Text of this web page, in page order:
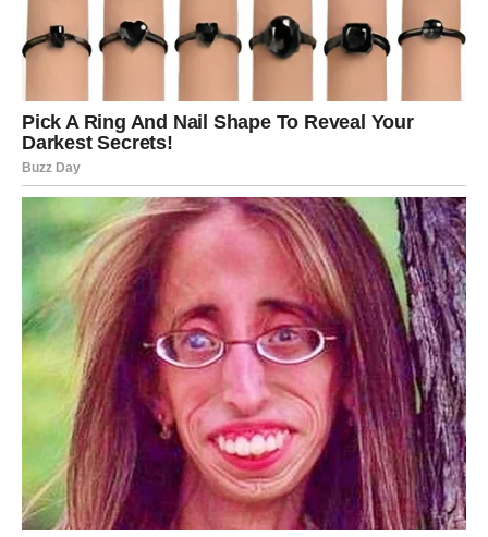
Strelčeve, pravda dolazi i kroz odluku da promene pravac
– da napuste okruženje koje ih nije razumelo i krenu
Ovo je period kada shvatate da vaša vizija ima vrednost. I
da više ne morate da je smanjujete da bi se uklopila.
Unutrašnja pravda – prestajete da
sumnjate u svoj put
Jedna od najvećih nepravdi koju je Strelac sebi činio bila
je povremena sumnja u sopstveni put. Pitali ste se da li
ste trebali ostati, da li ste previše rizikovali, da li ste
pogrešili što ste verovali. Ta pitanja su vas pratila tiho,
iako ste spolja delovali snažno.